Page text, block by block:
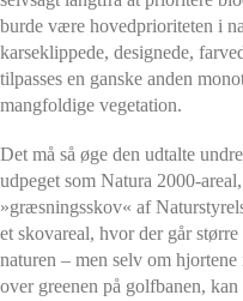
burde være hovedprioriteten i
karseklippede, designede,
tilpasses en ganske anden
mangfoldige vegetation.
Det må så øge den udtalte
udpeget som Natura 2000-
»græsningsskov« af
et skovareal, hvor der går
naturen – men selv om
over greenen på golfbanen,